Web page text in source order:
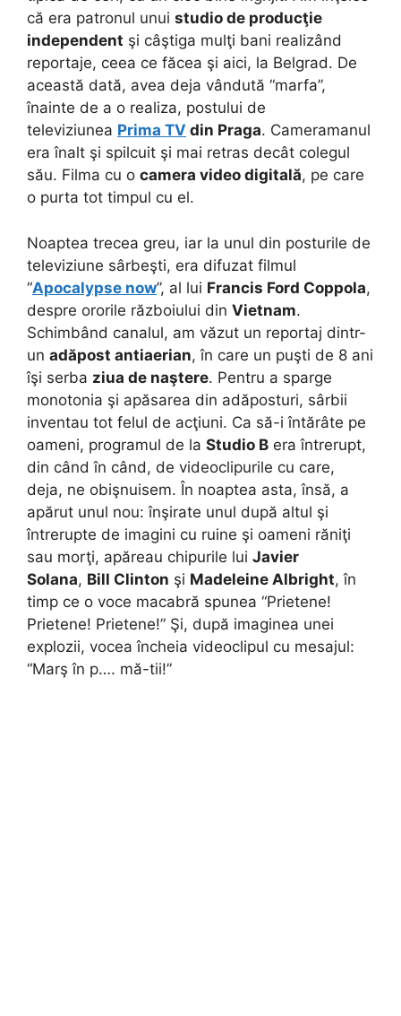
că era patronul unui studio de producţie
independent şi câştiga mulţi bani realizând
reportaje, ceea ce făcea şi aici, la Belgrad. De
această dată, avea deja vândută “marfa”,
înainte de a o realiza, postului de
televiziunea Prima TV din Praga. Cameramanul
era înalt şi spilcuit şi mai retras decât colegul
său. Filma cu o camera video digitală, pe care
o purta tot timpul cu el.
Noaptea trecea greu, iar la unul din posturile de
televiziune sârbeşti, era difuzat filmul
“Apocalypse now”, al lui Francis Ford Coppola,
despre ororile războiului din Vietnam.
Schimbând canalul, am văzut un reportaj dintr-
un adăpost antiaerian, în care un puşti de 8 ani
îşi serba ziua de naştere. Pentru a sparge
monotonia şi apăsarea din adăposturi, sârbii
inventau tot felul de acţiuni. Ca să-i întărâte pe
oameni, programul de la Studio B era întrerupt,
din când în când, de videoclipurile cu care,
deja, ne obişnuisem. În noaptea asta, însă, a
apărut unul nou: înşirate unul după altul şi
întrerupte de imagini cu ruine şi oameni răniţi
sau morţi, apăreau chipurile lui Javier
Solana, Bill Clinton şi Madeleine Albright, în
timp ce o voce macabră spunea “Prietene!
Prietene! Prietene!” Şi, după imaginea unei
explozii, vocea încheia videoclipul cu mesajul:
“Marş în p…. mă-tii!”